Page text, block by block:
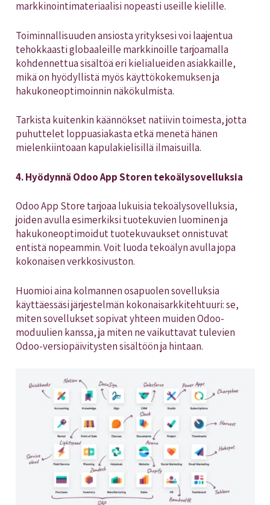
markkinointimateriaalisi nopeasti useille kielille.
Toiminnallisuuden ansiosta yrityksesi voi laajentua
tehokkaasti globaaleille markkinoille tarjoamalla
kohdennettua sisältöä eri kielialueiden asiakkaille,
mikä on hyödyllistä myös käyttökokemuksen ja
hakukoneoptimoinnin näkökulmista.
Tarkista kuitenkin käännökset natiivin toimesta, jotta
puhuttelet loppuasiakasta etkä menetä hänen
mielenkiintoaan kapulakielisillä ilmaisuilla.
4. Hyödynnä Odoo App Storentekoälysovelluksia
Odoo App Store tarjoaa lukuisia tekoälysovelluksia,
joiden avulla esimerkiksi tuotekuvien luominen ja
hakukoneoptimoidut tuotekuvaukset onnistuvat
entistä nopeammin. Voit luoda tekoälyn avulla jopa
kokonaisen verkkosivuston.
Huomioi aina kolmannen osapuolen sovelluksia
käyttäessäsi järjestelmän kokonaisarkkitehtuuri: se,
miten sovellukset sopivat yhteen muiden Odoo-
moduulien kanssa, ja miten ne vaikuttavat tulevien
Odoo-versiopäivitysten sisältöön ja hintaan.